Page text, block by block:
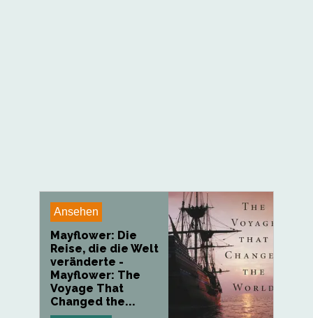
Ansehen
Mayflower: Die
Reise, die die Welt
veränderte -
Mayflower: The
Voyage That
Changed the...